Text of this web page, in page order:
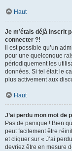
Haut
Je m’étais déjà inscrit
connecter ?!
Il est possible qu’un
pour une quelconque
périodiquement les
données. Si tel était le
plus activement aux
Haut
J’ai perdu mon mot de
Pas de panique ! Bien
peut facilement être
et cliquer sur « J’ai
devriez être en mesure